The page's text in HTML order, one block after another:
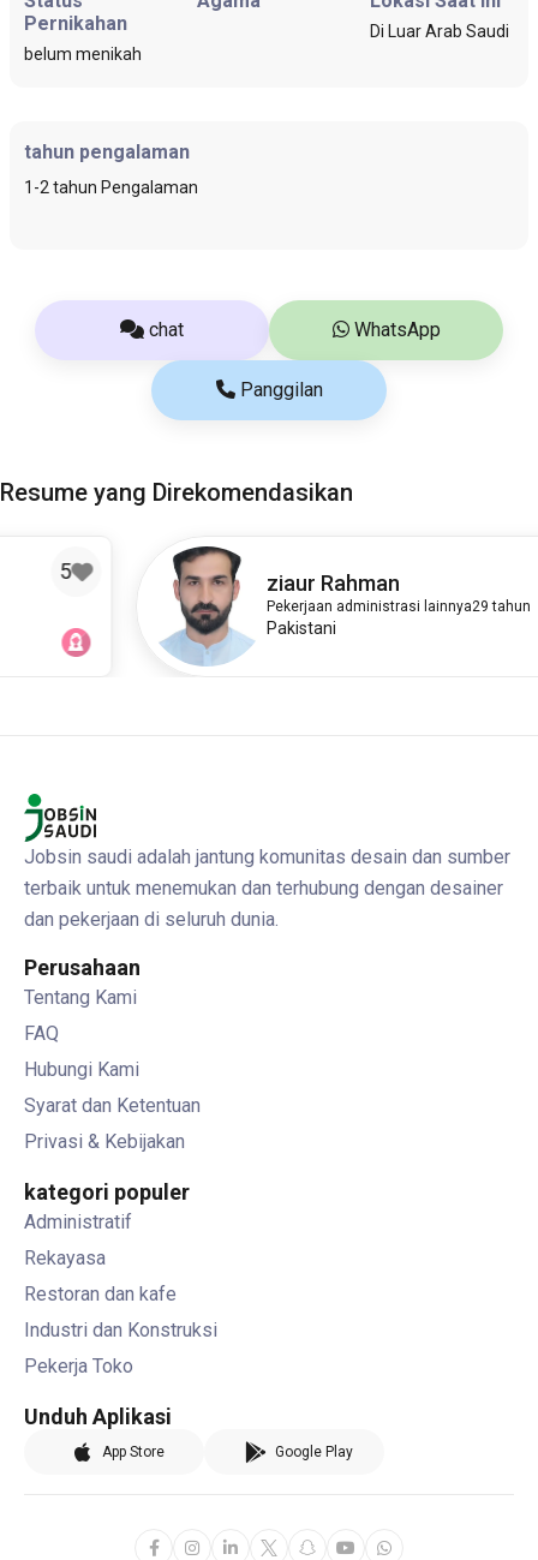
Pernikahan
belum menikah
Di Luar Arab Saudi
tahun pengalaman
1-2 tahun Pengalaman
chat WhatsApp
Panggilan
Resume yang Direkomendasikan
ziaur Rahman
Pekerjaan administrasi lainnya29 tahun
Pakistani
Jobsin saudi adalah jantung komunitas desain dan sumber
terbaik untuk menemukan dan terhubung dengan desainer
dan pekerjaan di seluruh dunia.
Perusahaan
Tentang Kami
FAQ
Hubungi Kami
Syarat dan Ketentuan
Privasi & Kebijakan
kategori populer
Administratif
Rekayasa
Restoran dan kafe
Industri dan Konstruksi
Pekerja Toko
Unduh Aplikasi
App Store Google Play